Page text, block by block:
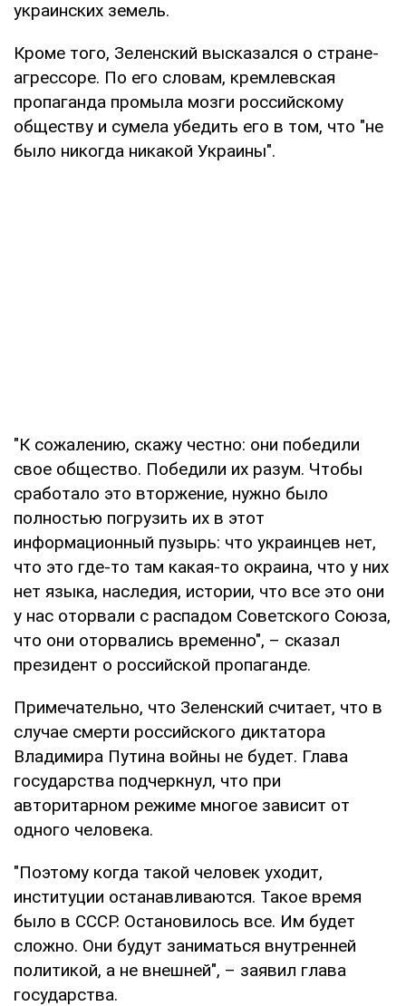
украинских земель.
Кроме того, Зеленский высказался о стране-
агрессоре. По его словам, кремлевская
пропаганда промыла мозги российскому
обществу и сумела убедить его в том, что "не
было никогда никакой Украины".
"К сожалению, скажу честно: они победили
свое общество. Победили их разум. Чтобы
сработало это вторжение, нужно было
полностью погрузить их в этот
информационный пузырь: что украинцев нет,
что это где-то там какая-то окраина, что у них
нет языка, наследия, истории, что все это они
у нас оторвали с распадом Советского Союза,
что они оторвались временно", – сказал
президент о российской пропаганде.
Примечательно, что Зеленский считает, что в
случае смерти российского диктатора
Владимира Путина войны не будет. Глава
государства подчеркнул, что при
авторитарном режиме многое зависит от
одного человека.
"Поэтому когда такой человек уходит,
институции останавливаются. Такое время
было в СССР. Остановилось все. Им будет
сложно. Они будут заниматься внутренней
политикой, а не внешней", – заявил глава
государства.